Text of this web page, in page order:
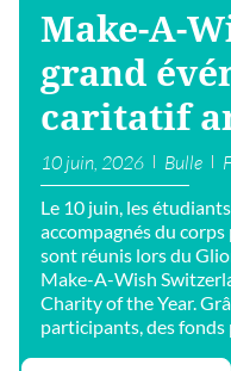
Make-A-
grand
caritatif
10 juin, 2026 Bulle
Le 10 juin, les
accompagnés du
sont réunis lors du
Make-A-Wish
Charity of the Year.
participants, des